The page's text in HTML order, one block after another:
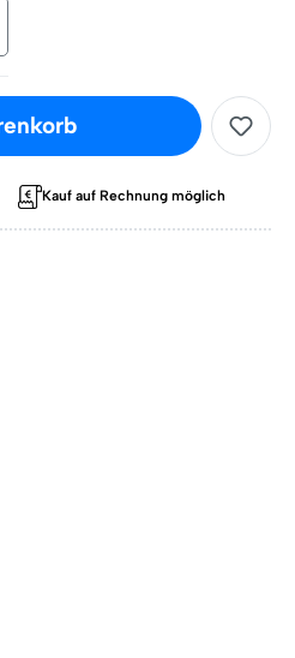
Kauf auf Rechnung möglich